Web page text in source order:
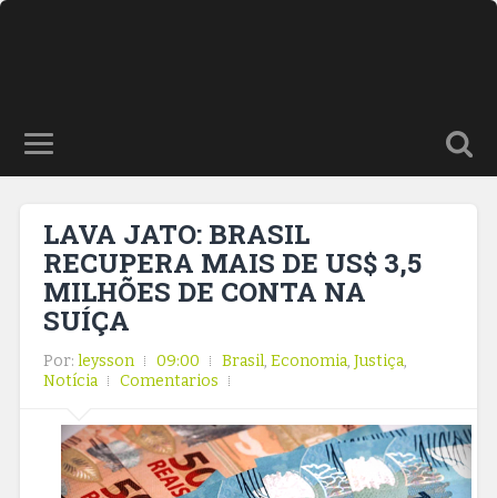
LAVA JATO: BRASIL
RECUPERA MAIS DE US$ 3,5
MILHÕES DE CONTA NA
SUÍÇA
Por: leysson 09:00 Brasil, Economia, Justiça,
Notícia
Comentarios